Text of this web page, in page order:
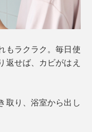
もラクラク。毎日使
返せば、カビがはえ
取り、浴室から出し